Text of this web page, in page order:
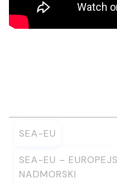
SEA-EU
SEA-EU –
NADMORSKI